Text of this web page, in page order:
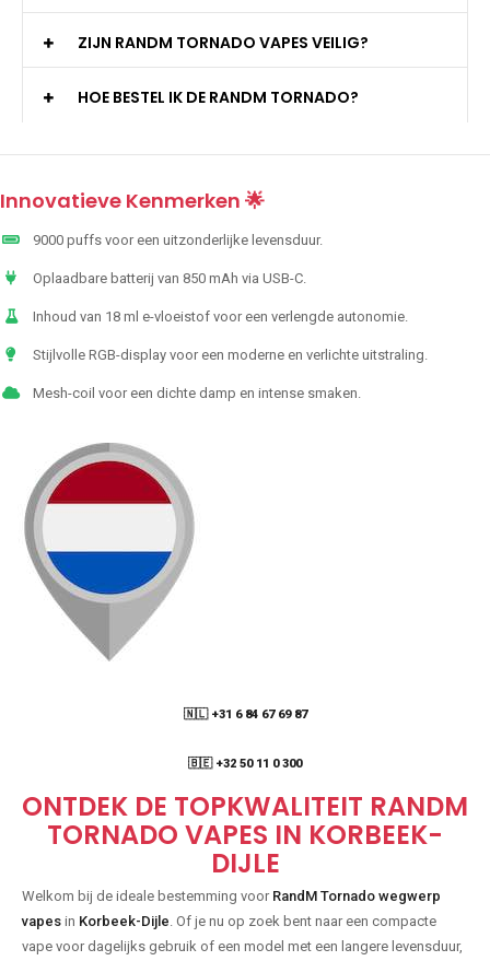
ZIJN RANDM TORNADO VAPES VEILIG?
HOE BESTEL IK DE RANDM TORNADO?
Innovatieve Kenmerken 🌟
9000 puffs voor een uitzonderlijke levensduur.
Oplaadbare batterij van 850 mAh via USB-C.
Inhoud van 18 ml e-vloeistof voor een verlengde autonomie.
Stijlvolle RGB-display voor een moderne en verlichte uitstraling.
Mesh-coil voor een dichte damp en intense smaken.
🇳🇱 +31 6 84 67 69 87
🇧🇪 +32 50 11 0 300
ONTDEK DE TOPKWALITEIT RANDM
TORNADO VAPES IN KORBEEK-
DIJLE
Welkom bij de ideale bestemming voor RandM Tornado wegwerp
vapes in Korbeek-Dijle . Of je nu op zoek bent naar een compacte
vape voor dagelijks gebruik of een model met een langere levensduur,